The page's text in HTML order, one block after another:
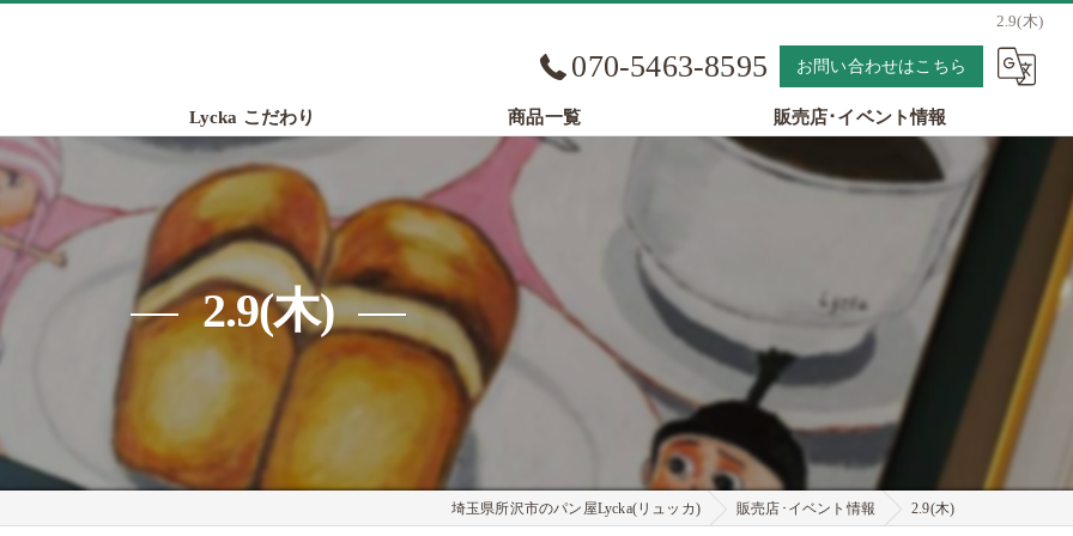
2.9(木)
070-5463-8595 お問い合わせはこちら
Lycka こだわり 商品一覧 販売店･イベント情報
2.9(木)
埼玉県所沢市のパン屋Lycka(リュッカ) 販売店･イベント情報 2.9(木)